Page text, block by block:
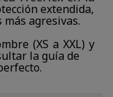
extendida,
agresivas.
(XS a XXL) y
la guía de